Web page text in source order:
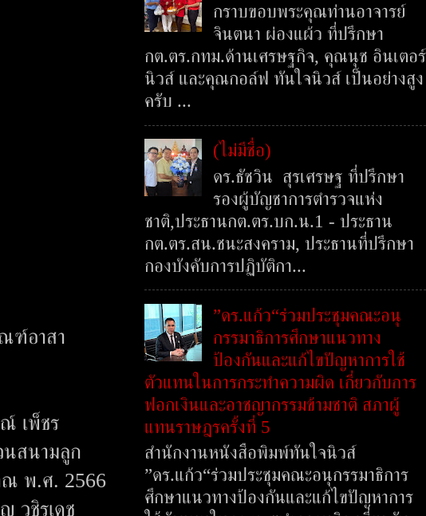
ฑ์อาสา
เพ็ชร
นสนามลูก
ณ พ.ศ. 2566
วชิรเดช
กราบขอบพระคุณท่านอาจารย์
จินตนา ผ่องแผ้ว ที่ปรึกษา
กต.ตร.กทม.ด้านเศรษฐกิจ, คุณนุช อินเตอร์
นิวส์ และคุณกอล์ฟ ทันใจนิวส์ เป็นอย่างสูง
ครับ ...
(ไม่มีชื่อ)
ดร.ธัชวิน สุรเศรษฐ ที่ปรึกษา
รองผู้บัญชาการตำรวจแห่ง
ชาติ,ประธานกต.ตร.บก.น.1 - ประธาน
กต.ตร.สน.ชนะสงคราม, ประธานที่ปรึกษา
กองบังคับการปฏิบัติกา...
”ดร.แก้ว“ร่วมประชุมคณะอนุ
กรรมาธิการศึกษาแนวทาง
ป้องกันและแก้ไขปัญหาการใช้
ตัวแทนในการกระทำความผิด เกี่ยวกับการ
ฟอกเงินและอาชญากรรมข้ามชาติ สภาผู้
แทนราษฎรครั้งที่ 5
สำนักงานหนังสือพิมพ์ทันใจนิวส์
”ดร.แก้ว“ร่วมประชุมคณะอนุกรรมาธิการ
ศึกษาแนวทางป้องกันและแก้ไขปัญหาการ